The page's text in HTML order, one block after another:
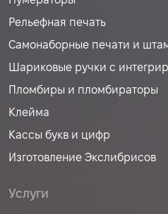
Услуги
Рельефная печать
Самонаборные печати и
Шариковые ручки с
Пломбиры и пломбираторы
Клейма
Кассы букв и цифр
Изготовление Экслибрисов